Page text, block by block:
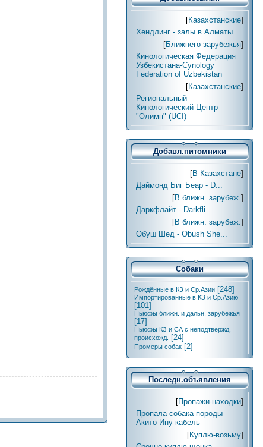
[Казахстанские]
Хендлинг - залы в Алматы
[Ближнего зарубежья]
Кинологическая Федерация
Узбекистана-Cynology
Federation of Uzbekistan
[Казахстанские]
Региональный
Кинологический Центр
"Олимп" (UCI)
Добавл.питомники
[В Казахстане]
Даймонд Биг Беар - D...
[В ближн. зарубеж.]
Даркфлайт - Darkfli...
[В ближн. зарубеж.]
Обуш Шед - Obush She...
Собаки
Рождённые в КЗ и Ср.Азии [248]
Импортированные в КЗ и Ср.Азию
[101]
Ньюфы ближн. и дальн. зарубежья
[17]
Ньюфы КЗ и СА с неподтвержд.
происхожд.
[24]
Промеры собак [2]
Последн.объявления
[Пропажи-находки]
Пропала собака породы
Акито Ину кабель
[Куплю-возьму]